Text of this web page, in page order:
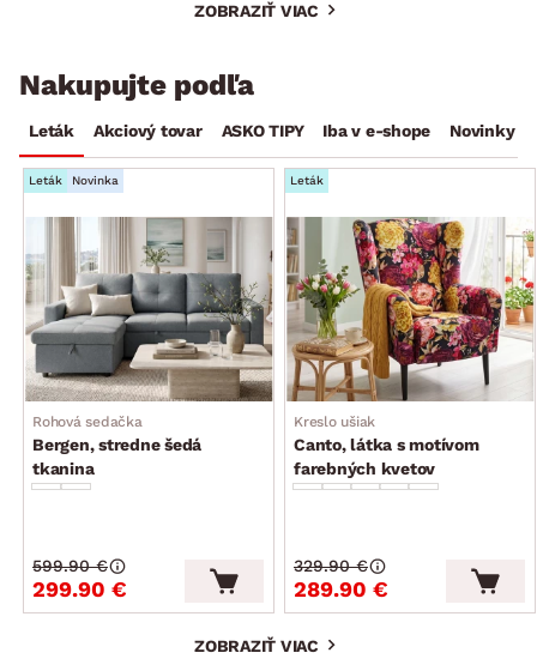
ZOBRAZIŤ VIAC
Nakupujte podľa
Leták Akciový tovar ASKO TIPY Iba v e-shope Novinky
Leták Novinka
Rohová sedačka
Bergen, stredne šedá
tkanina
299.90 €
599.90 €
Leták
Kreslo ušiak
Canto, látka s motívom
farebných kvetov
289.90 €
329.90 €
ZOBRAZIŤ VIAC